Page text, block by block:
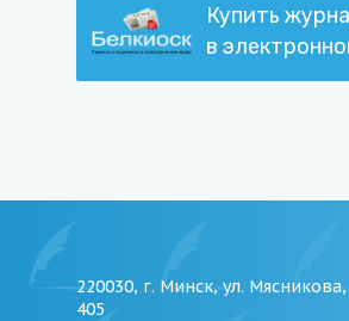
Купить
в
220030, г. Минск, ул.
405